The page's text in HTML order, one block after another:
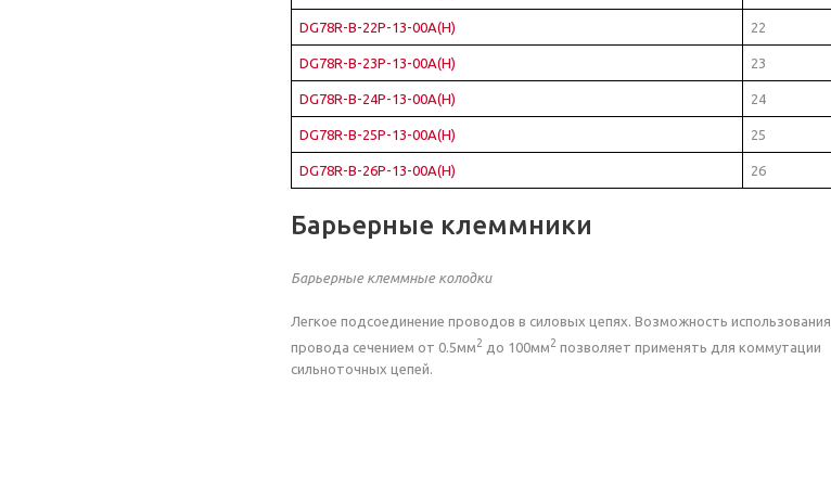
DG78R-B-22P-13-00A(H) 22
DG78R-B-23P-13-00A(H) 23
DG78R-B-24P-13-00A(H) 24
DG78R-B-25P-13-00A(H) 25
DG78R-B-26P-13-00A(H) 26
Барьерные клеммники
Барьерные клеммные колодки
Легкое подсоединение проводов в силовых цепях. Возможность использования
провода сечением от 0.5мм2 до 100мм2 позволяет применять для коммутации
сильноточных цепей.